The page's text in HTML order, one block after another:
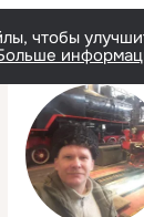
чтобы